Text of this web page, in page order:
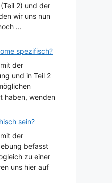
2) und der
wir uns nun
...
spezifisch?
der
und in Teil 2
haben, wenden
sein?
der
befasst
zu einer
uns hier auf